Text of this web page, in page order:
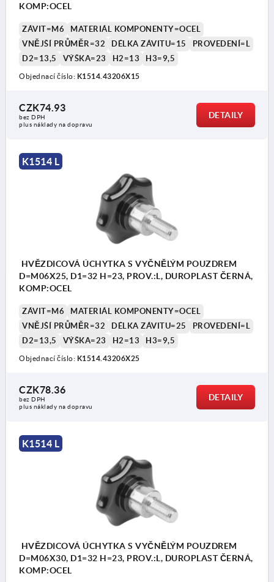
KOMP:OCEL
ZÁVIT=M6
MATERIÁL KOMPONENTY=OCEL
VNĚJŠÍ PRŮMĚR=32
DÉLKA ZÁVITU=15
PROVEDENÍ=L
D2=13,5
VÝŠKA=23 H2=13 H3=9,5
Objednací číslo: K1514.43206X15
CZK74.93
bez DPH
plus náklady na dopravu
DETAILY
K1514 L
HVĚZDICOVÁ ÚCHYTKA S VYČNĚLÝM POUZDREM
D=M06X25, D1=32 H=23, PROV.:L, DUROPLAST ČERNÁ,
KOMP:OCEL
ZÁVIT=M6
MATERIÁL KOMPONENTY=OCEL
VNĚJŠÍ PRŮMĚR=32
DÉLKA ZÁVITU=25
PROVEDENÍ=L
D2=13,5
VÝŠKA=23 H2=13 H3=9,5
Objednací číslo: K1514.43206X25
CZK78.36
bez DPH
plus náklady na dopravu
DETAILY
K1514 L
HVĚZDICOVÁ ÚCHYTKA S VYČNĚLÝM POUZDREM
D=M06X30, D1=32 H=23, PROV.:L, DUROPLAST ČERNÁ,
KOMP:OCEL